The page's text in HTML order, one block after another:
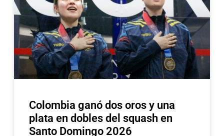
Colombia ganó dos oros y una
plata en dobles del squash en
Santo Domingo 2026